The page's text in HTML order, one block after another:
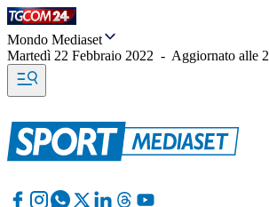
Mondo Mediaset
Martedì 22 Febbraio 2022 - Aggiornato alle